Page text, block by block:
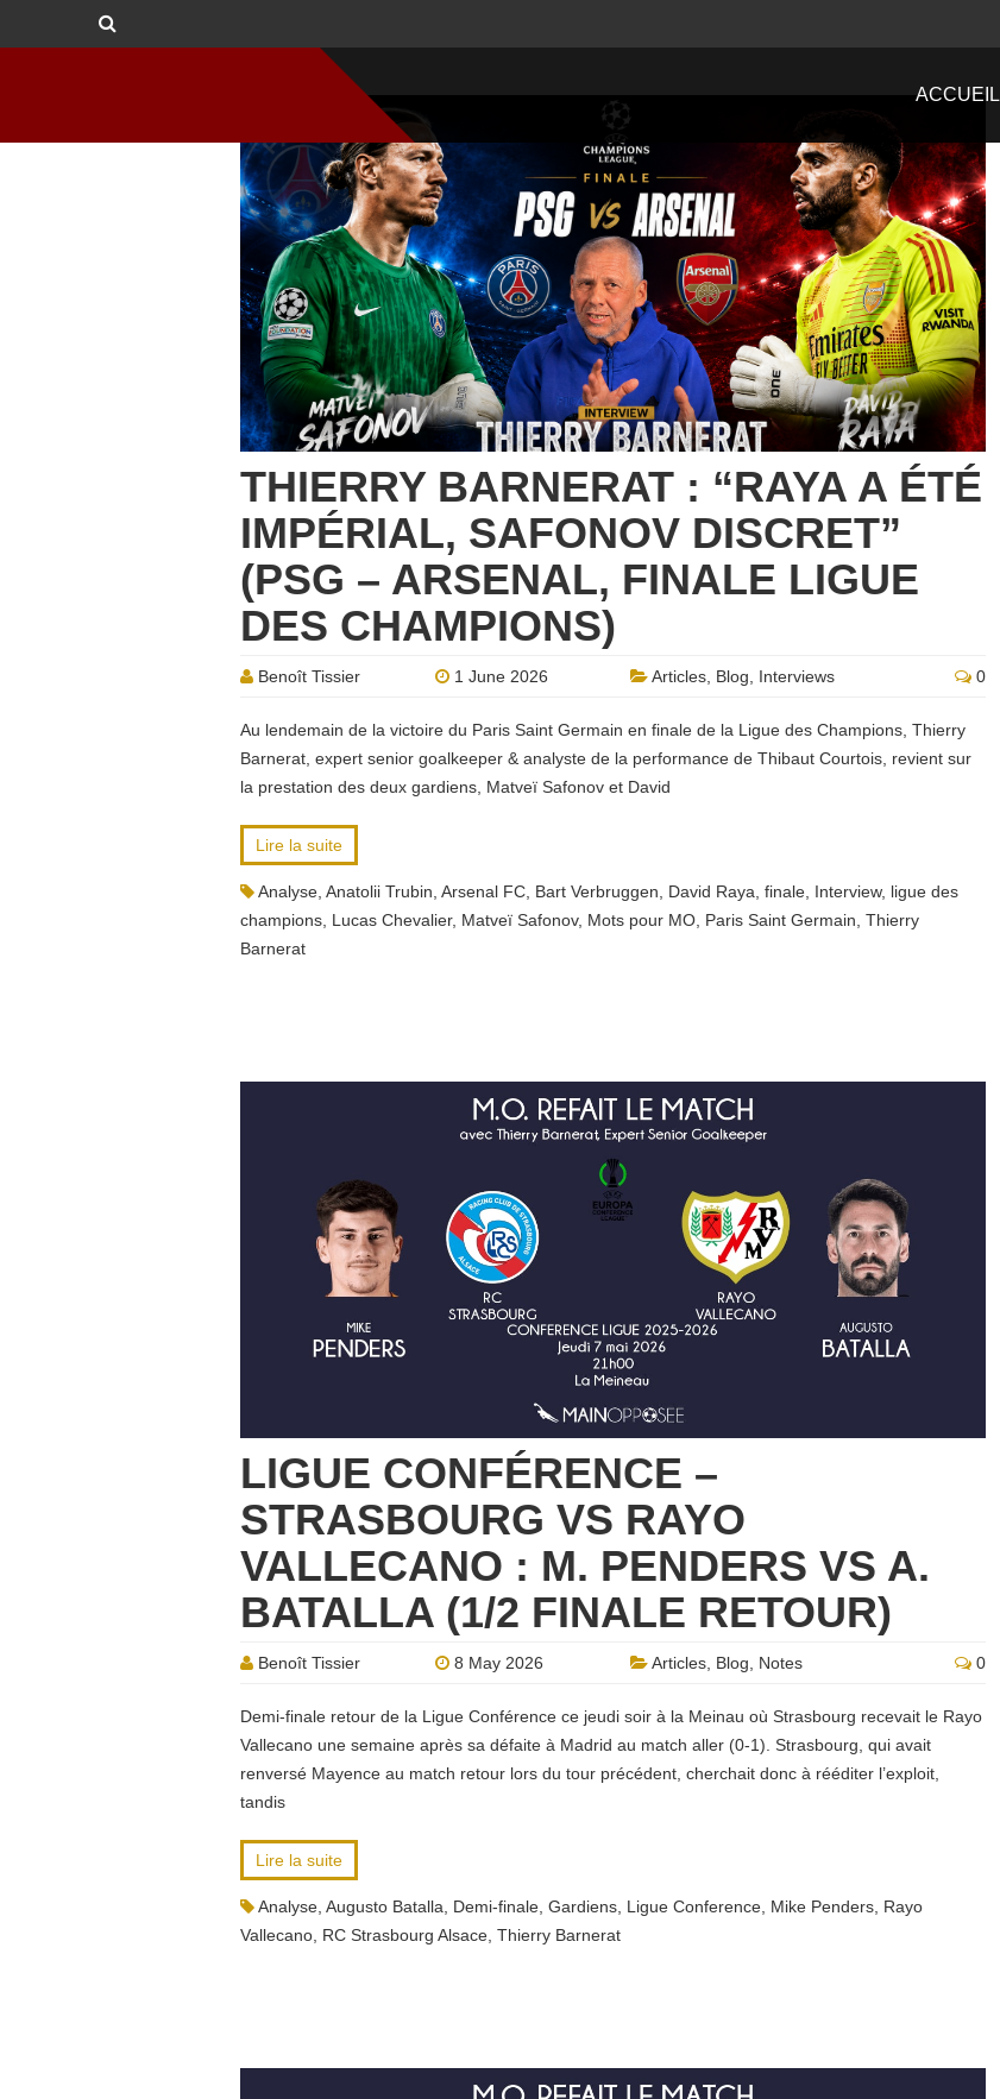
ACCUEIL
THIERRY BARNERAT : “RAYA A ÉTÉ
IMPÉRIAL, SAFONOV DISCRET”
(PSG – ARSENAL, FINALE LIGUE
DES CHAMPIONS)
Benoît Tissier 1 June 2026 Articles Blog Interviews 0
Au lendemain de la victoire du Paris Saint Germain en finale de la Ligue des Champions, Thierry
Barnerat, expert senior goalkeeper & analyste de la performance de Thibaut Courtois, revient sur
la prestation des deux gardiens, Matveï Safonov et David
Lire la suite
Analyse Anatolii Trubin Arsenal FC Bart Verbruggen David Raya finale Interview, ligue des
champions Lucas Chevalier, Matveï Safonov, Mots pour MO Paris Saint Germain Thierry
Barnerat
LIGUE CONFÉRENCE –
STRASBOURG VS RAYO
VALLECANO : M. PENDERS VS A.
BATALLA (1/2 FINALE RETOUR)
Benoît Tissier 8 May 2026 Articles Blog Notes 0
Demi-finale retour de la Ligue Conférence ce jeudi soir à la Meinau où Strasbourg recevait le Rayo
Vallecano une semaine après sa défaite à Madrid au match aller (0-1). Strasbourg, qui avait
renversé Mayence au match retour lors du tour précédent, cherchait donc à rééditer l’exploit,
tandis
Lire la suite
Analyse Augusto Batalla Demi-finale Gardiens Ligue Conference Mike Penders Rayo
Vallecano RC Strasbourg Alsace Thierry Barnerat